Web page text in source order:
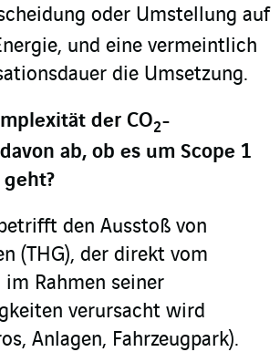
oder Umstellung auf
und eine vermeintlich
die Umsetzung.
der CO2-
ab, ob es um Scope 1
geht?
den Ausstoß von
(THG), der direkt vom
Rahmen seiner
verursacht wird
Anlagen, Fahrzeugpark).